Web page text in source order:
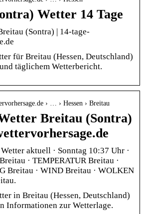
Wetter 14 Tage
(Sontra) | 14-tage-
für Breitau (Hessen, Deutschland)
täglichem Wetterbericht.
› … › Hessen › Breitau
Breitau (Sontra)
aktuell · Sonntag 10:37 Uhr ·
· TEMPERATUR Breitau ·
Breitau · WIND Breitau · WOLKEN
in Breitau (Hessen, Deutschland)
Informationen zur Wetterlage.